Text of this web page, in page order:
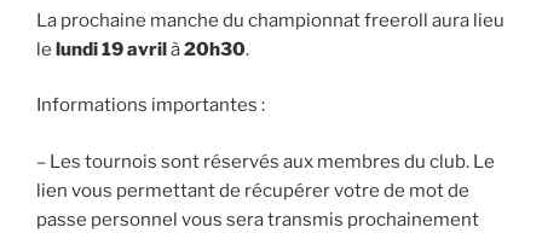
La prochaine manche du championnat freeroll aura lieu
le lundi 19 avrilà20h30.
Informations importantes :
– Les tournois sont réservés aux membres du club. Le
lien vous permettant de récupérer votre de mot de
passe personnel vous sera transmis prochainement